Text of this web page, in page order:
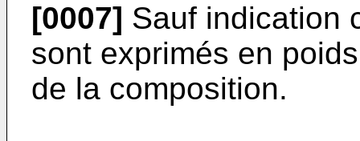
[0007] Sauf indication
sont exprimés en
de la composition.